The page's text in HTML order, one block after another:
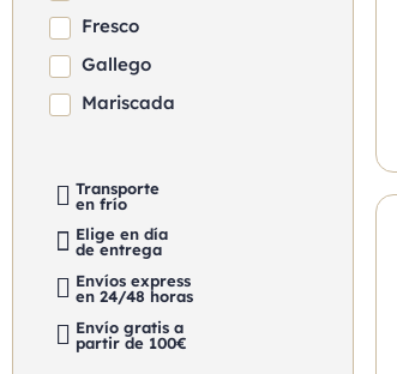
Fresco
Gallego
Mariscada
Transporte
en frío
Elige en día
de entrega
Envíos express
en 24/48 horas
Envío gratis a
partir de 100€